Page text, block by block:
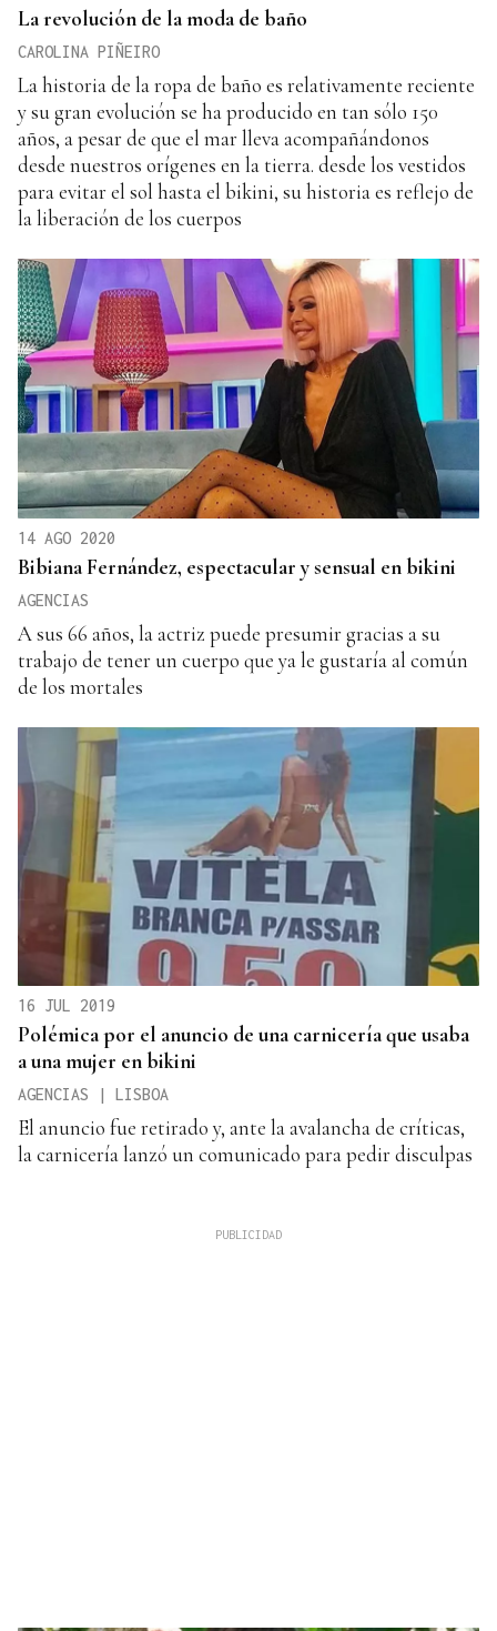
La revolución de la moda de baño
CAROLINA PIÑEIRO
La historia de la ropa de baño es relativamente reciente
y su gran evolución se ha producido en tan sólo 150
años, a pesar de que el mar lleva acompañándonos
desde nuestros orígenes en la tierra. desde los vestidos
para evitar el sol hasta el bikini, su historia es reflejo de
la liberación de los cuerpos
14 AGO 2020
Bibiana Fernández, espectacular y sensual en bikini
AGENCIAS
A sus 66 años, la actriz puede presumir gracias a su
trabajo de tener un cuerpo que ya le gustaría al común
de los mortales
16 JUL 2019
Polémica por el anuncio de una carnicería que usaba
a una mujer en bikini
AGENCIAS | LISBOA
El anuncio fue retirado y, ante la avalancha de críticas,
la carnicería lanzó un comunicado para pedir disculpas